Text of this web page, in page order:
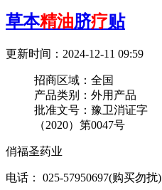
草本精油脐疗贴
更新时间：2024-12-11 09:59
招商区域： 全国
产品类别： 外用产品
批准文号： 豫卫消证字
（2020）第0047号
俏福圣药业
电话： 025-57950697(购买勿扰)